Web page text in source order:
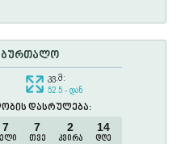
კვ.მ:
52.5 - დან
დასრულება:
7 7 2 14
თვე კვირა დღე